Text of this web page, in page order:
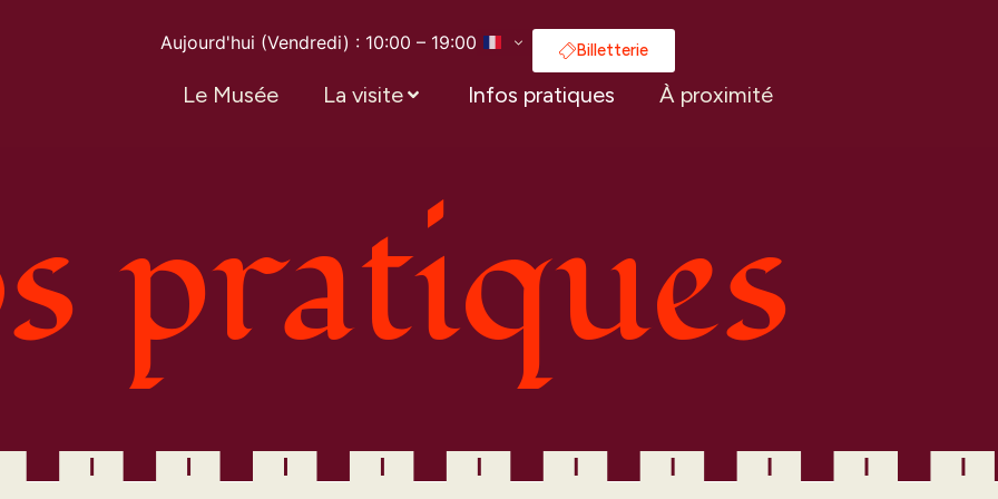
Aujourd'hui (Vendredi) : 10:00 – 19:00 Billetterie
Le Musée La visite Infos pratiques À proximité
pratiques